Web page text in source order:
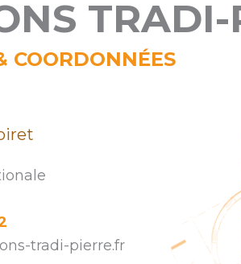
TRADI-
COORDONNÉES
tradi-pierre.fr